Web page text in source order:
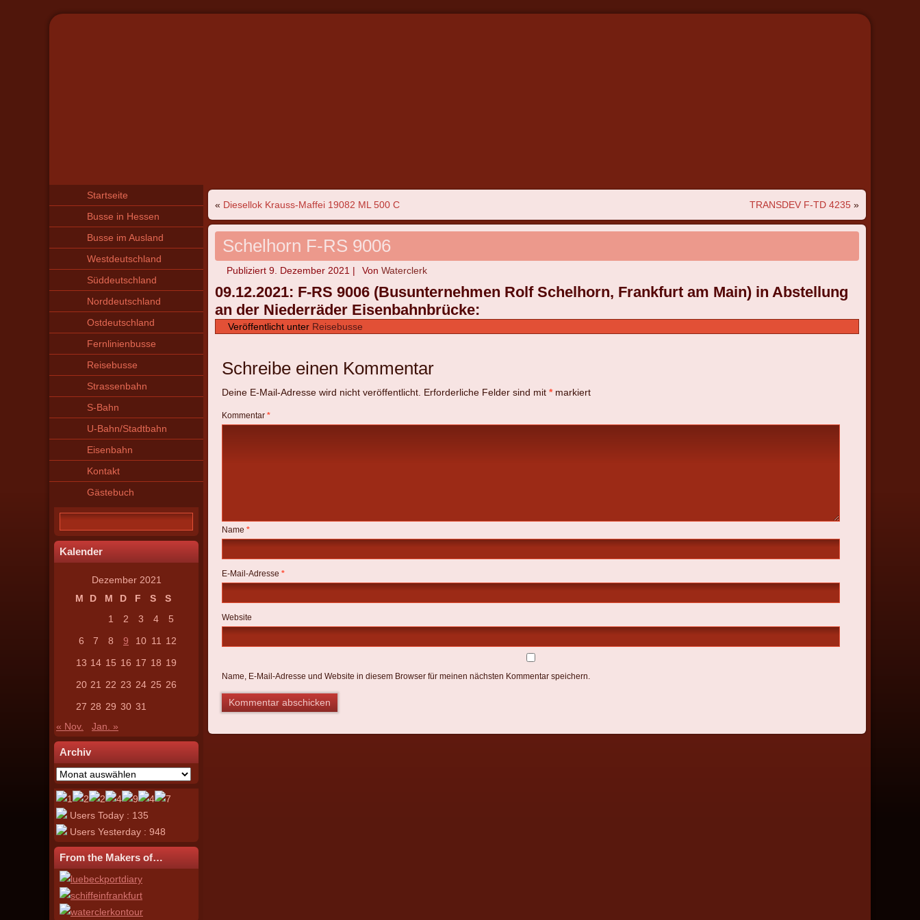
Startseite
Busse in Hessen
Busse im Ausland
Westdeutschland
Süddeutschland
Norddeutschland
Ostdeutschland
Fernlinienbusse
Reisebusse
Strassenbahn
S-Bahn
U-Bahn/Stadtbahn
Eisenbahn
Kontakt
Gästebuch
Kalender
Dezember 2021
M
D M D F S
S
1
2 3 4
5
6
7 8 9 10 11
12
13 14 15 16 17 18 19
20 21 22 23 24 25 26
27 28 29 30 31
« Nov.
Jan. »
Archiv
Archiv
Users Today : 135
Users Yesterday : 948
From the Makers of…
« Diesellok Krauss-Maffei 19082 ML 500 C TRANSDEV F-TD 4235 »
Schelhorn F-RS 9006
Publiziert 9. Dezember 2021 | Von Waterclerk
09.12.2021: F-RS 9006 (Busunternehmen Rolf Schelhorn, Frankfurt am Main) in Abstellung
an der Niederräder Eisenbahnbrücke:
Veröffentlicht unter Reisebusse
Schreibe einen Kommentar
Deine E-Mail-Adresse wird nicht veröffentlicht. Erforderliche Felder sind mit *markiert
Kommentar *
Name *
E-Mail-Adresse *
Website
Name, E-Mail-Adresse und Website in diesem Browser für meinen nächsten Kommentar speichern.